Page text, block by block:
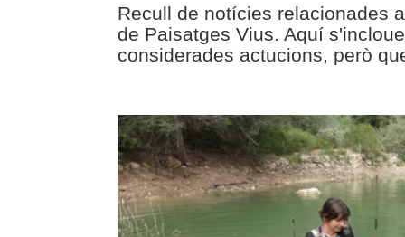
Recull de notícies relacionades
de Paisatges Vius. Aquí
considerades actucions, però